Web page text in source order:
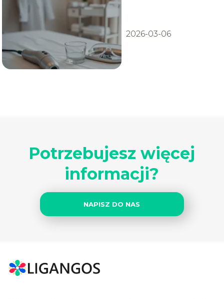
2026-03-06
Potrzebujesz więcej
informacji?
NAPISZ DO NAS